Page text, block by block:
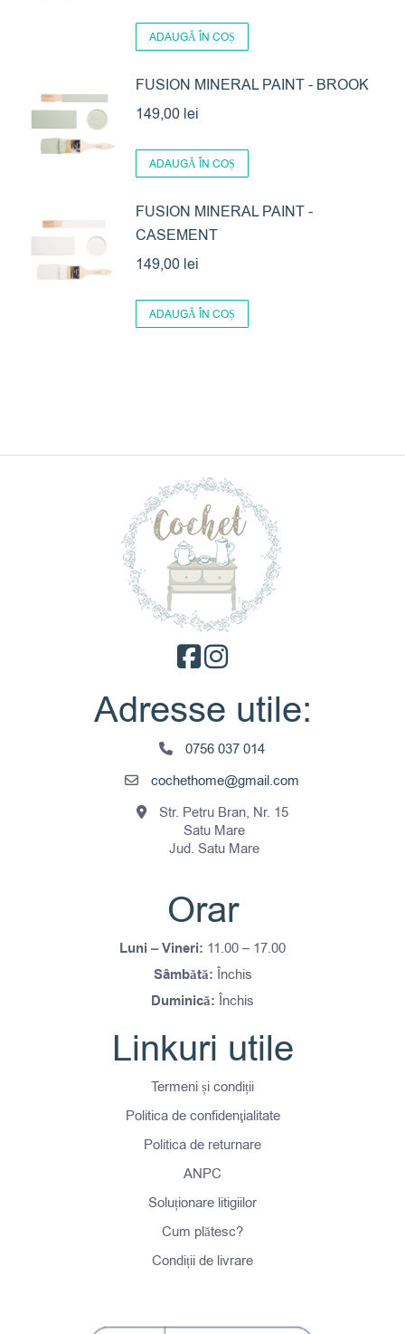
ADAUGĂ ÎN COȘ
FUSION MINERAL PAINT - BROOK
149,00 lei
ADAUGĂ ÎN COȘ
FUSION MINERAL PAINT -
CASEMENT
149,00 lei
ADAUGĂ ÎN COȘ
Adresse utile:
0756 037 014
cochethome@gmail.com
Str. Petru Bran, Nr. 15
Satu Mare
Jud. Satu Mare
Orar
Luni – Vineri: 11.00 – 17.00
Sâmbătă: Închis
Duminică: Închis
Linkuri utile
Termeni și condiții
Politica de confidenţialitate
Politica de returnare
ANPC
Soluționare litigiilor
Cum plătesc?
Condiții de livrare